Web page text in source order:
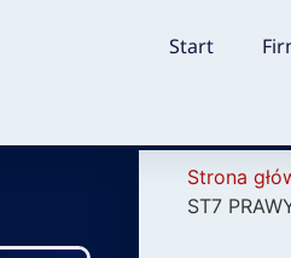
Start
Strona
ST7